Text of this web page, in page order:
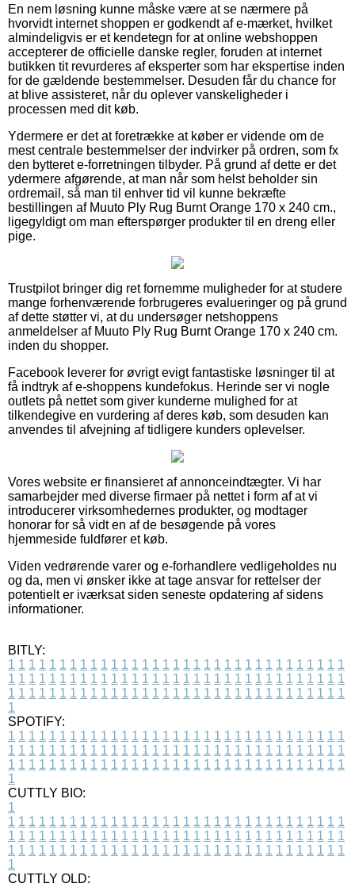
En nem løsning kunne måske være at se nærmere på
hvorvidt internet shoppen er godkendt af e-mærket, hvilket
almindeligvis er et kendetegn for at online webshoppen
accepterer de officielle danske regler, foruden at internet
butikken tit revurderes af eksperter som har ekspertise inden
for de gældende bestemmelser. Desuden får du chance for
at blive assisteret, når du oplever vanskeligheder i
processen med dit køb.
Ydermere er det at foretrække at køber er vidende om de
mest centrale bestemmelser der indvirker på ordren, som fx
den bytteret e-forretningen tilbyder. På grund af dette er det
ydermere afgørende, at man når som helst beholder sin
ordremail, så man til enhver tid vil kunne bekræfte
bestillingen af Muuto Ply Rug Burnt Orange 170 x 240 cm.,
ligegyldigt om man efterspørger produkter til en dreng eller
pige.
Trustpilot bringer dig ret fornemme muligheder for at studere
mange forhenværende forbrugeres evalueringer og på grund
af dette støtter vi, at du undersøger netshoppens
anmeldelser af Muuto Ply Rug Burnt Orange 170 x 240 cm.
inden du shopper.
Facebook leverer for øvrigt evigt fantastiske løsninger til at
få indtryk af e-shoppens kundefokus. Herinde ser vi nogle
outlets på nettet som giver kunderne mulighed for at
tilkendegive en vurdering af deres køb, som desuden kan
anvendes til afvejning af tidligere kunders oplevelser.
Vores website er finansieret af annonceindtægter. Vi har
samarbejder med diverse firmaer på nettet i form af at vi
introducerer virksomhedernes produkter, og modtager
honorar for så vidt en af de besøgende på vores
hjemmeside fuldfører et køb.
Viden vedrørende varer og e-forhandlere vedligeholdes nu
og da, men vi ønsker ikke at tage ansvar for rettelser der
potentielt er iværksat siden seneste opdatering af sidens
informationer.
BITLY:
1 1 1 1 1 1 1 1 1 1 1 1 1 1 1 1 1 1 1 1 1 1 1 1 1 1 1 1 1 1 1 1 1
1 1 1 1 1 1 1 1 1 1 1 1 1 1 1 1 1 1 1 1 1 1 1 1 1 1 1 1 1 1 1 1 1
1 1 1 1 1 1 1 1 1 1 1 1 1 1 1 1 1 1 1 1 1 1 1 1 1 1 1 1 1 1 1 1 1
1
SPOTIFY:
1 1 1 1 1 1 1 1 1 1 1 1 1 1 1 1 1 1 1 1 1 1 1 1 1 1 1 1 1 1 1 1 1
1 1 1 1 1 1 1 1 1 1 1 1 1 1 1 1 1 1 1 1 1 1 1 1 1 1 1 1 1 1 1 1 1
1 1 1 1 1 1 1 1 1 1 1 1 1 1 1 1 1 1 1 1 1 1 1 1 1 1 1 1 1 1 1 1 1
1
CUTTLY BIO:
1
1 1 1 1 1 1 1 1 1 1 1 1 1 1 1 1 1 1 1 1 1 1 1 1 1 1 1 1 1 1 1 1 1
1 1 1 1 1 1 1 1 1 1 1 1 1 1 1 1 1 1 1 1 1 1 1 1 1 1 1 1 1 1 1 1 1
1 1 1 1 1 1 1 1 1 1 1 1 1 1 1 1 1 1 1 1 1 1 1 1 1 1 1 1 1 1 1 1 1
1
CUTTLY OLD: